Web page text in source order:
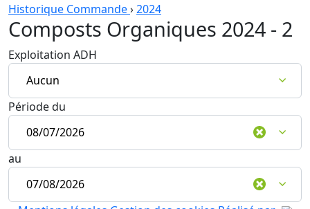
Historique Commande›2024
Composts Organiques 2024 - 2
Exploitation ADH
Période du
au